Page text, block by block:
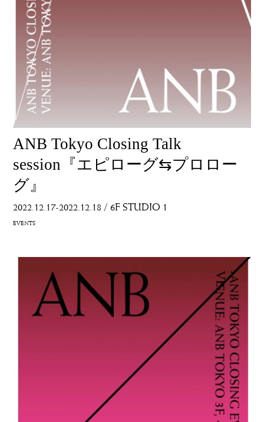
ANB Tokyo Closing Talk
session『エピローグ⇆プロロー
グ』
2022.12.17-2022.12.18 / 6F STUDIO 1
EVENTS